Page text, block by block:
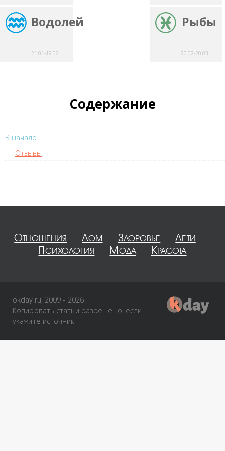
Водолей
21.01-19.02
Рыбы
20.02-20.03
Содержание
В начало
Отзывы
Отношения Дом Здоровье
Дети
Психология
Мода Красота
okday.ru, 2009 - 2026
Копировать статьи разрешено, если
укажите источник